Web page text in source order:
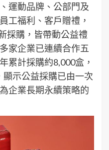
運動品牌、公部門及
工福利、客戶贈禮，
採購，皆帶動公益禮
家企業已連續合作五
累計採購約8,000盒，
示公益採購已由一次
企業長期永續策略的